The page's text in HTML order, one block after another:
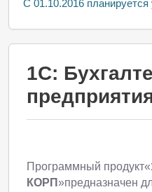
С 01.10.2016
1С:
Программный продукт«
КОРП »предназначен